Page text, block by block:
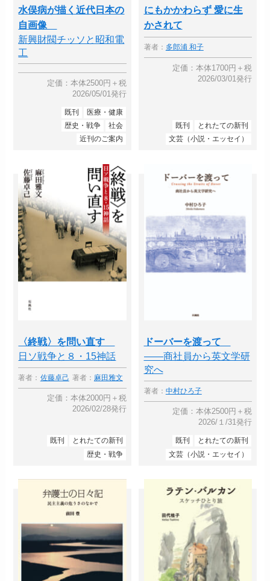
水俣病が描く近代日本の
自画像
新興財閥チッソと昭和電
工
定価：本体2500円＋税
2026/05/01発行
既刊
医療・健康
歴史・戦争
社会
近刊のご案内
にもかかわらず 愛に生
かされて
著者： 多郎浦 和子
定価：本体1700円＋税
2026/03/01発行
既刊
とれたての新刊
文芸（小説・エッセイ）
〈終戦〉を問い直す
日ソ戦争と８・15神話
著者： 佐藤卓己 著者： 麻田雅文
定価：本体2000円＋税
2026/02/28発行
既刊
とれたての新刊
歴史・戦争
ドーバーを渡って
――商社員から英文学研
究へ
著者： 中村ひろ子
定価：本体2500円＋税
2026/１/31発行
既刊
とれたての新刊
文芸（小説・エッセイ）